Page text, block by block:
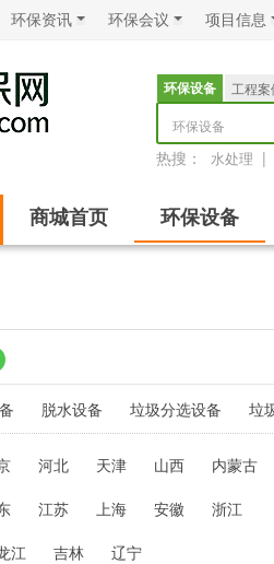
环保资讯 环保会议 项目信息
环保设备
工程案
环保设备
热搜： 水处理 |
商城首页 环保设备
脱水设备 垃圾分选设备 垃
河北 天津 山西
内蒙古
江苏 上海 安徽
浙江
江 吉林 辽宁